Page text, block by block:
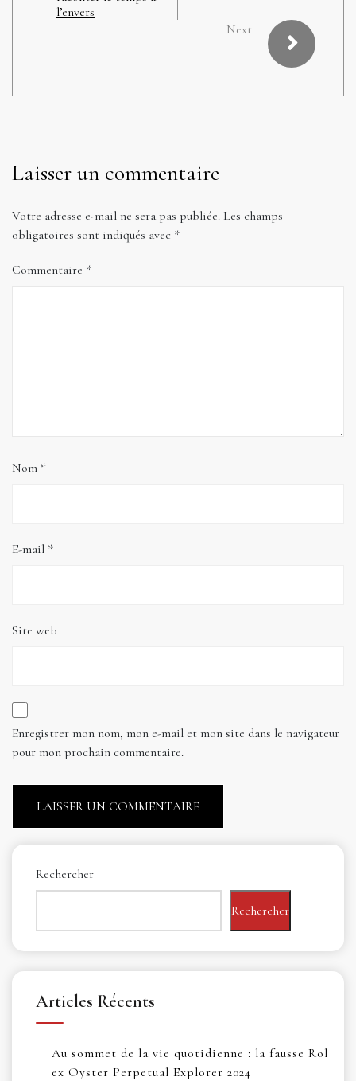
l’envers
Next
Laisser un commentaire
Votre adresse e-mail ne sera pas publiée. Les champs
obligatoires sont indiqués avec *
Commentaire *
Nom *
E-mail *
Site web
Enregistrer mon nom, mon e-mail et mon site dans le navigateur
pour mon prochain commentaire.
Rechercher
Rechercher
Articles Récents
Au sommet de la vie quotidienne : la fausse Rol
ex Oyster Perpetual Explorer 2024